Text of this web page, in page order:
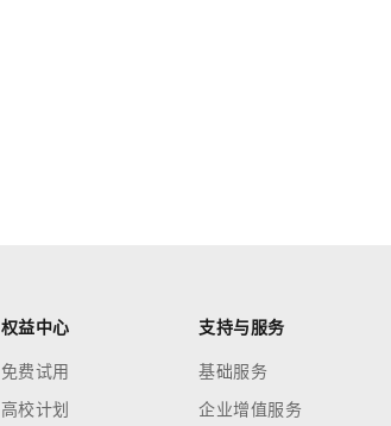
权益中心
免费试用
高校计划
支持与服务
基础服务
企业增值服务